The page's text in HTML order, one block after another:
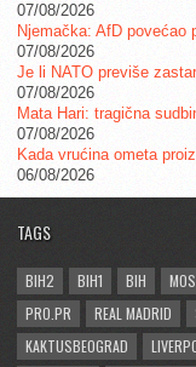
07/08/2026
Njemačka: AfD povećao
07/08/2026
Je li NATO previše
07/08/2026
Mata Hari: tragična
07/08/2026
Kada vrućina ometa
06/08/2026
TAGS
BIH2 BIH1 BIH
PRO.PR
REAL MADRID
KAKTUSBEOGRAD